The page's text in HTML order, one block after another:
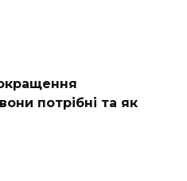
потрібні та як